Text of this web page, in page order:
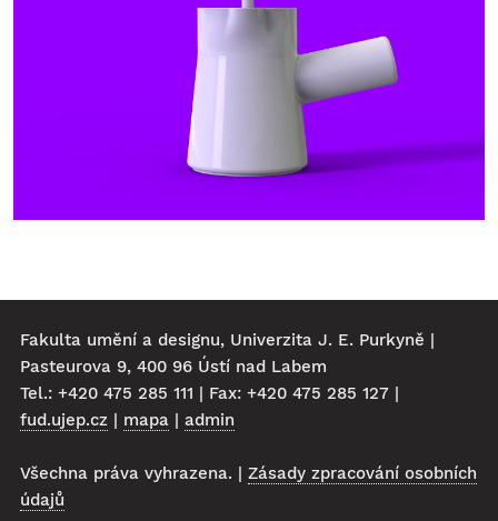
Fakulta umění a designu, Univerzita J. E. Purkyně |
Pasteurova 9, 400 96 Ústí nad Labem
Tel.: +420 475 285 111 | Fax: +420 475 285 127 |
fud.ujep.cz
mapa admin
Všechna práva vyhrazena. | Zásady zpracování osobních
údajů